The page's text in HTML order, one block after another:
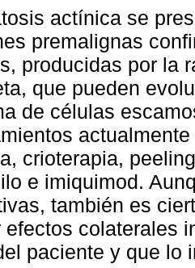
actínica se
premalignas
producidas por la
que pueden
de células
crioterapia,
e imiquimod.
también es
efectos colaterales
paciente y que lo